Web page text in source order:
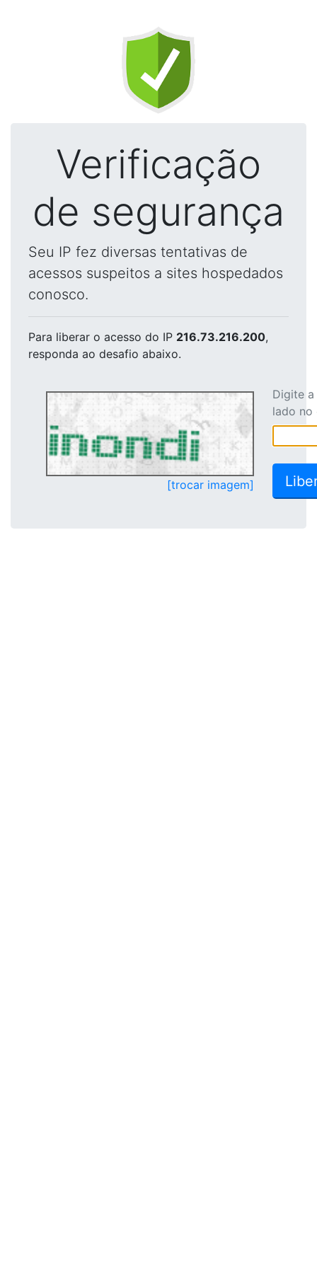
Verificação
de segurança
Seu IP fez diversas tentativas de
acessos suspeitos a sites hospedados
conosco.
Para liberar o acesso do IP 216.73.216.200,
responda ao desafio abaixo.
[trocar imagem]
Digite
lado no